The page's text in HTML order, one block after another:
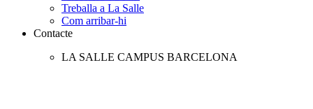
Treballa a La Salle
Com arribar-hi
Contacte
LA SALLE CAMPUS BARCELONA